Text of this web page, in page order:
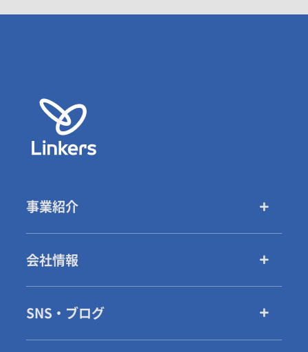
事業紹介
会社情報
SNS・ブログ